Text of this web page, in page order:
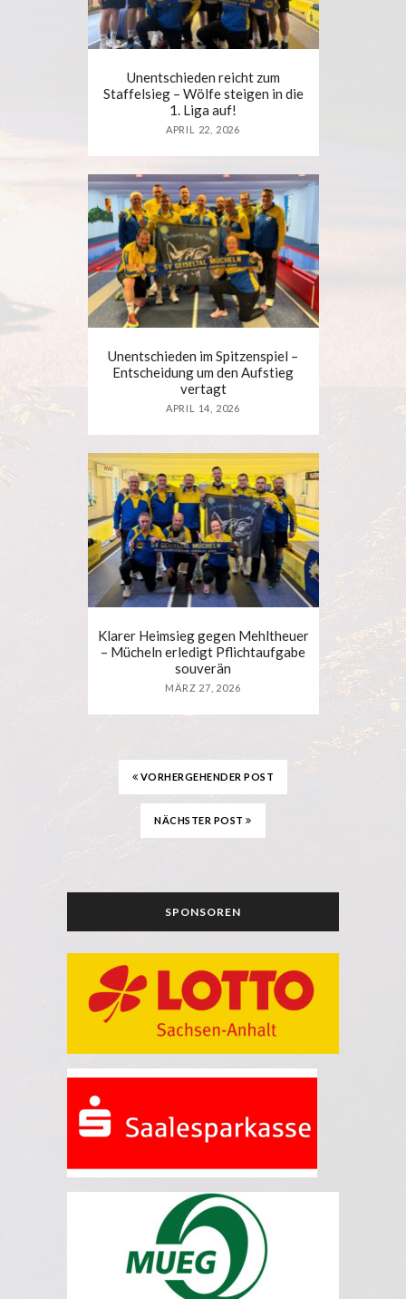
Unentschieden reicht zum
Staffelsieg – Wölfe steigen in die
1. Liga auf!
APRIL 22, 2026
Unentschieden im Spitzenspiel –
Entscheidung um den Aufstieg
vertagt
APRIL 14, 2026
Klarer Heimsieg gegen Mehltheuer
– Mücheln erledigt Pflichtaufgabe
souverän
MÄRZ 27, 2026
VORHERGEHENDER POST
NÄCHSTER POST
SPONSOREN